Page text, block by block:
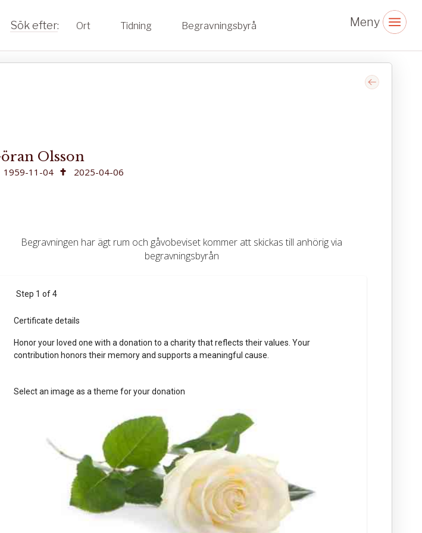
Ort Tidning Begravningsbyrå
Göran Olsson
1959-11-04 2025-04-06
Begravningen har ägt rum och gåvobeviset kommer att skickas till anhörig via
begravningsbyrån